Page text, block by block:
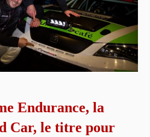
Endurance, la
Car, le titre pour